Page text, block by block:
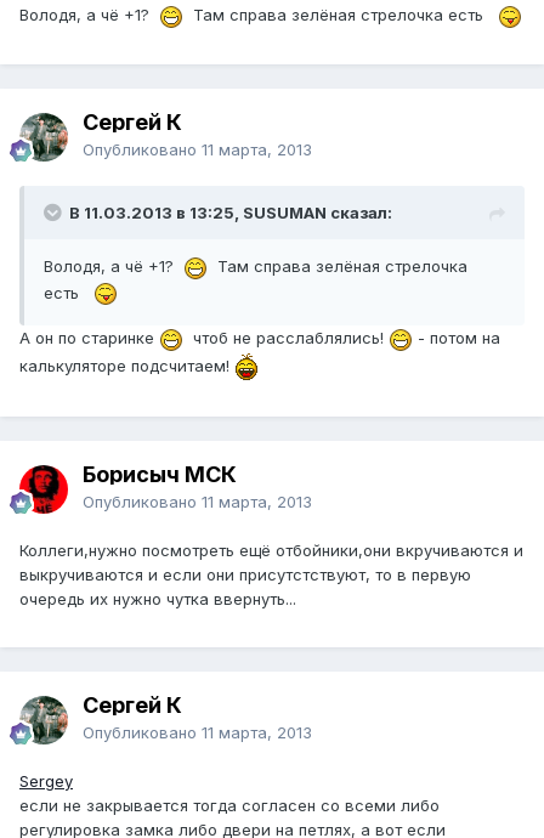
Володя, а чё +1? Там справа зелёная стрелочка есть
Сергей К
Опубликовано 11 марта, 2013
В 11.03.2013 в 13:25, SUSUMAN сказал:
Володя, а чё +1?
Там справа зелёная стрелочка
есть
А он по старинке чтоб не расслаблялись!
- потом на
калькуляторе подсчитаем!
Борисыч МСК
Опубликовано 11 марта, 2013
Коллеги,нужно посмотреть ещё отбойники,они вкручиваются и
выкручиваются и если они присутстствуют, то в первую
очередь их нужно чутка ввернуть...
Сергей К
Опубликовано 11 марта, 2013
Sergey
если не закрывается тогда согласен со всеми либо
регулировка замка либо двери на петлях, а вот если